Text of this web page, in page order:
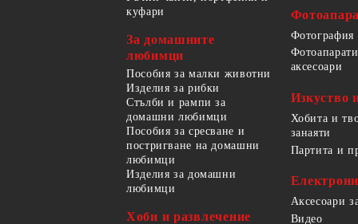
куфари
За домашните
любимци
Пособия за малки животни
Изделия за рибки
Стълби и рампи за
домашни любимци
Пособия за сресване и
постригване на домашни
любимци
Изделия за домашни
любимци
Хоби и развлечение
Фотография
аксесоари
Изкуство
Хобита и
занаяти
Партита и
Аксесоари
Видео